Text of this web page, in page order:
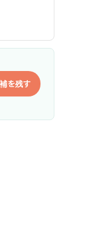
を残す